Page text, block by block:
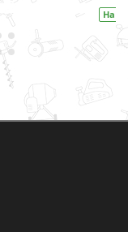
DF001DW